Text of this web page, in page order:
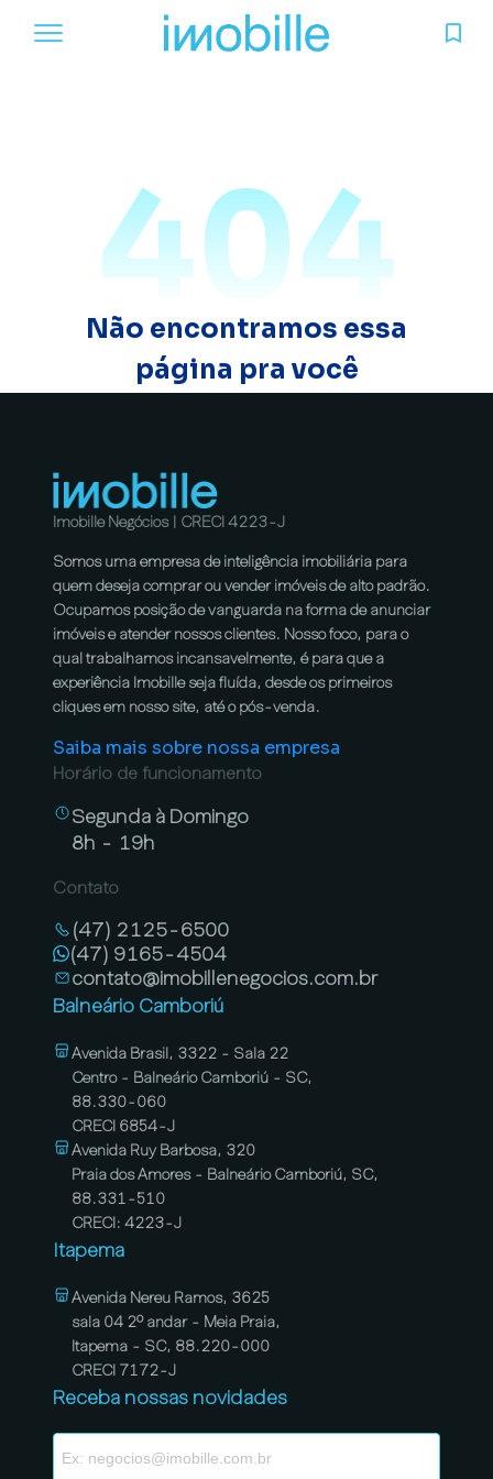
404
Não encontramos essa
página pra você
Imobille Negócios | CRECI 4223-J
Somos uma empresa de inteligência imobiliária para
quem deseja comprar ou vender imóveis de alto padrão.
Ocupamos posição de vanguarda na forma de anunciar
imóveis e atender nossos clientes. Nosso foco, para o
qual trabalhamos incansavelmente, é para que a
experiência Imobille seja fluída, desde os primeiros
cliques em nosso site, até o pós-venda.
Saiba mais sobre nossa empresa
Horário de funcionamento
Segunda à Domingo
8h - 19h
Contato
(47) 2125-6500
(47) 9165-4504
contato@imobillenegocios.com.br
Balneário Camboriú
Avenida Brasil, 3322 - Sala 22
Centro - Balneário Camboriú - SC,
88.330-060
CRECI 6854-J
Avenida Ruy Barbosa, 320
Praia dos Amores - Balneário Camboriú, SC,
88.331-510
CRECI: 4223-J
Itapema
Avenida Nereu Ramos, 3625
sala 04 2º andar - Meia Praia,
Itapema - SC, 88.220-000
CRECI 7172-J
Receba nossas novidades